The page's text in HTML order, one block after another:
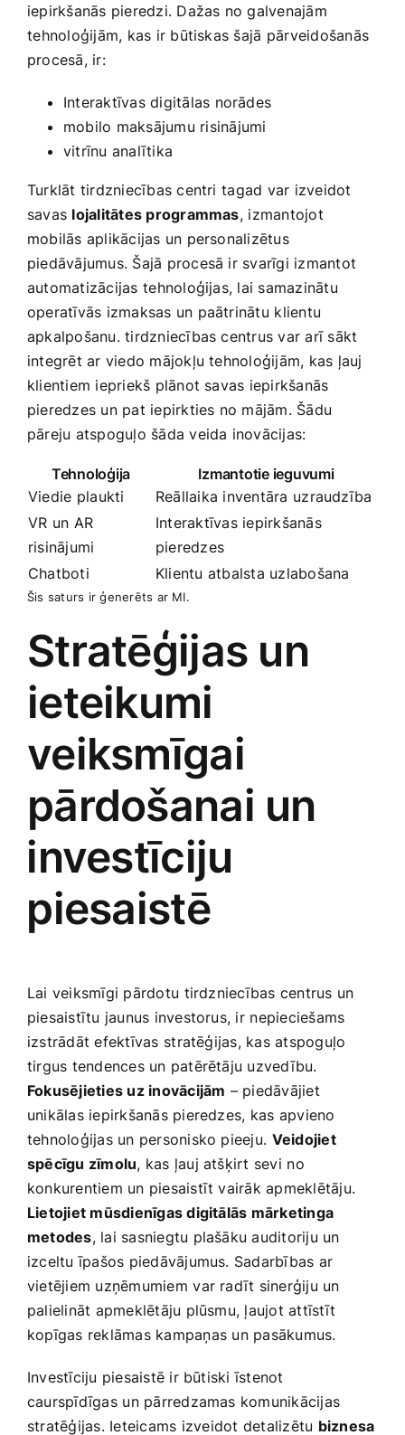
iepirkšanās pieredzi. Dažas no galvenajām
⁣tehnoloģijām, kas ir būtiskas šajā ⁣pārveidošanās
procesā, ir: ‌
Interaktīvas digitālas norādes
mobilo maksājumu risinājumi
vitrīnu analītika
Turklāt ‌tirdzniecības centri⁢ tagad var izveidot
savas lojalitātes programmas,⁣ izmantojot
‌mobilās‍ aplikācijas un personalizētus
piedāvājumus. Šajā procesā ir svarīgi izmantot
automatizācijas⁣ tehnoloģijas, lai samazinātu
operatīvās izmaksas un paātrinātu ⁤klientu
apkalpošanu. tirdzniecības centrus var arī sākt
integrēt ar​ viedo mājokļu tehnoloģijām, kas ļauj
klientiem iepriekš plānot savas iepirkšanās
pieredzes un pat iepirkties no mājām. Šādu
pāreju atspoguļo šāda veida inovācijas:⁢
Tehnoloģija
Izmantotie ieguvumi
Viedie ⁤plaukti
Reāllaika inventāra ⁣uzraudzība
VR un ⁣AR
risinājumi
Interaktīvas iepirkšanās
pieredzes
Chatboti
Klientu atbalsta uzlabošana
Šis saturs ir ģenerēts ar MI.
Stratēģijas un
ieteikumi
veiksmīgai
pārdošanai ​un
⁣investīciju
⁣piesaistē
Lai veiksmīgi ‌pārdotu ⁤tirdzniecības centrus⁤ un
piesaistītu jaunus‍ investorus, ir⁢ nepieciešams
izstrādāt efektīvas⁢ stratēģijas, kas​ atspoguļo
tirgus tendences un patērētāju uzvedību.
Fokusējieties uz inovācijām – piedāvājiet
unikālas iepirkšanās pieredzes, ⁢kas apvieno
tehnoloģijas un personisko pieeju.⁢ Veidojiet
spēcīgu zīmolu, kas ļauj atšķirt sevi ⁤no
konkurentiem un piesaistīt vairāk apmeklētāju.
Lietojiet mūsdienīgas digitālās mārketinga
metodes, lai sasniegtu plašāku auditoriju un
izceltu īpašos piedāvājumus. Sadarbības ar
vietējiem uzņēmumiem ⁢var radīt sinerģiju un
palielināt apmeklētāju plūsmu, ļaujot attīstīt⁢
kopīgas reklāmas kampaņas⁤ un pasākumus.
Investīciju piesaistē ir būtiski īstenot
caurspīdīgas⁢ un pārredzamas komunikācijas
stratēģijas.​ Ieteicams ⁢izveidot detalizētu biznesa